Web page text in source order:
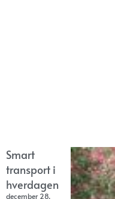
Smart
transport i
hverdagen
december 28,